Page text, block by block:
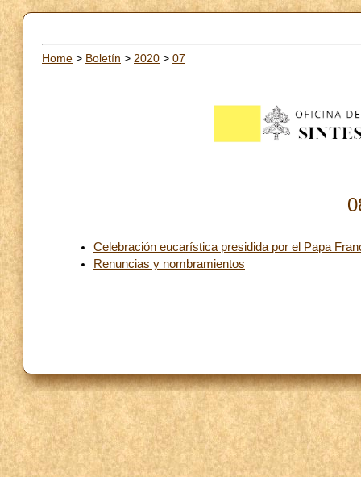
Home > Boletín > 2020 > 07
Celebración eucarística presidida por el Papa
Renuncias y nombramientos